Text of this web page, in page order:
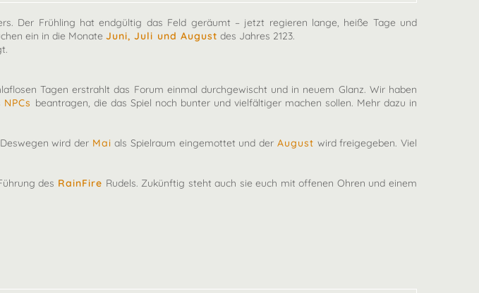
Der Frühling hat endgültig das Feld geräumt – jetzt regieren lange, heiße Tage und
ein in die Monate Juni, Juli und August des Jahres 2123.
Tagen erstrahlt das Forum einmal durchgewischt und in neuem Glanz. Wir haben
NPCs beantragen, die das Spiel noch bunter und vielfältiger machen sollen. Mehr dazu in
wird der Mai als Spielraum eingemottet und der August wird freigegeben. Viel
des RainFire Rudels. Zukünftig steht auch sie euch mit offenen Ohren und einem